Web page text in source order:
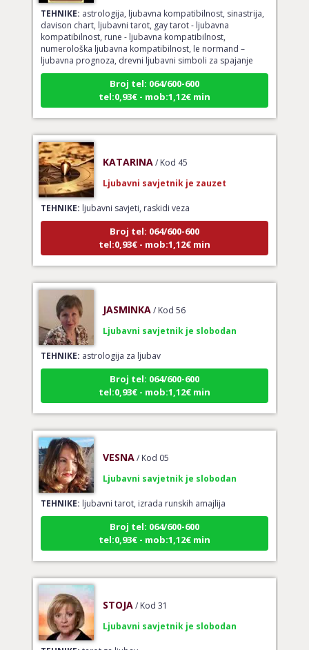
TEHNIKE:astrologija, ljubavna kompatibilnost, sinastrija,
davison chart, ljubavni tarot, gay tarot - ljubavna
kompatibilnost, rune - ljubavna kompatibilnost,
numerološka ljubavna kompatibilnost, le normand –
ljubavna prognoza, drevni ljubavni simboli za spajanje
Broj tel: 064/600-600
tel:0,93€ - mob:1,12€ min
TEHNIKE:ljubavni savjeti, raskidi veza
Broj tel: 064/600-600
tel:0,93€ - mob:1,12€ min
TEHNIKE:astrologija za ljubav
Broj tel: 064/600-600
tel:0,93€ - mob:1,12€ min
TEHNIKE:ljubavni tarot, izrada runskih amajlija
Broj tel: 064/600-600
tel:0,93€ - mob:1,12€ min
TEHNIKE:tarot za ljubav